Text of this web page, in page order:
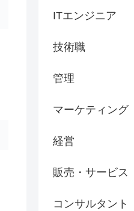
ITエンジニア
技術職
管理
マーケティング
経営
販売・サービス
コンサルタント